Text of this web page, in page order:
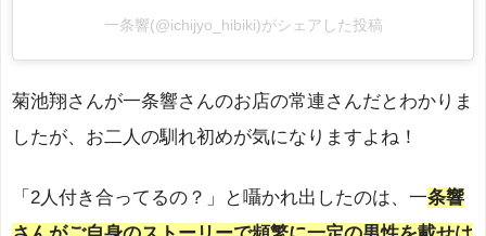
一条響(@ichijyo_hibiki)がシェアした投稿
菊池翔さんが一条響さんのお店の常連さんだとわかりま
したが、お二人の馴れ初めが気になりますよね！
「2人付き合ってるの？」と囁かれ出したのは、一条響